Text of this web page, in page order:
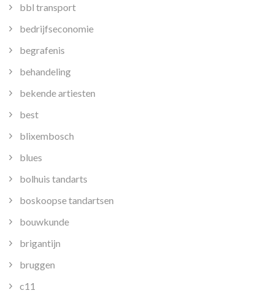
bbl transport
bedrijfseconomie
begrafenis
behandeling
bekende artiesten
best
blixembosch
blues
bolhuis tandarts
boskoopse tandartsen
bouwkunde
brigantijn
bruggen
c11